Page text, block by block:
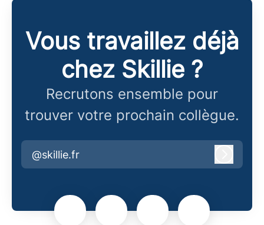
Vous travaillez déjà
chez Skillie ?
Recrutons ensemble pour
trouver votre prochain collègue.
@skillie.fr